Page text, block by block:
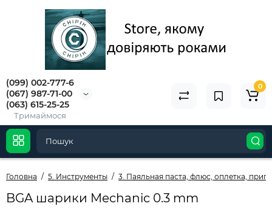
(099) 002-777-6
(067) 987-71-00
(063) 615-25-25
Тримаймося
0
Головна 5. Инструменты 3. Паяльная паста, флюс, оплетка,
BGA шарики Mechanic 0.3 mm